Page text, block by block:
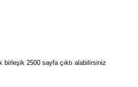
2500 sayfa çıktı alabilirsiniz